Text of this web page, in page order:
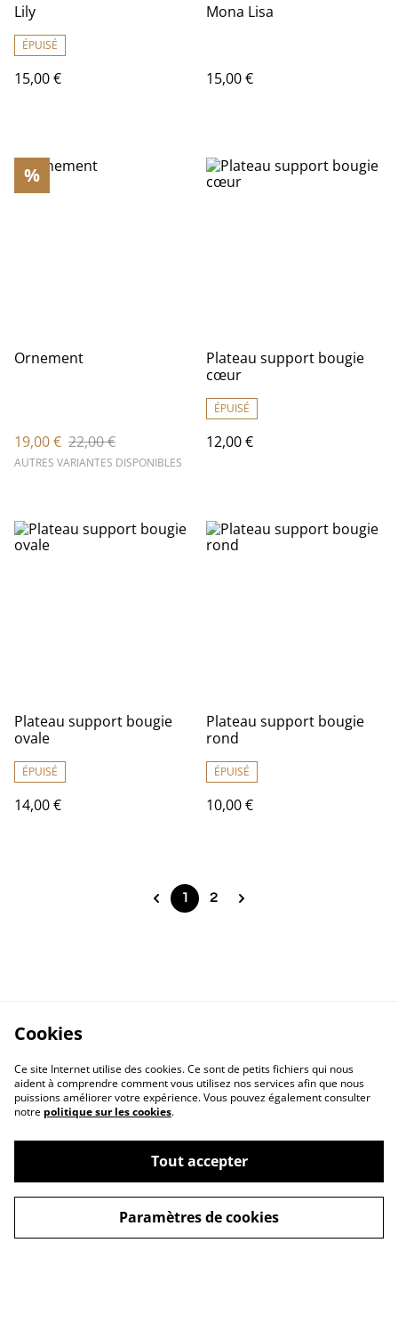
Lily
ÉPUISÉ
15,00 €
Mona Lisa
15,00 €
%
Ornement
19,00 € 22,00 €
AUTRES VARIANTES DISPONIBLES
Plateau support bougie
cœur
ÉPUISÉ
12,00 €
Plateau support bougie
ovale
ÉPUISÉ
14,00 €
Plateau support bougie
rond
ÉPUISÉ
10,00 €
1 2
Cookies
Ce site Internet utilise des cookies. Ce sont de petits fichiers qui nous
aident à comprendre comment vous utilisez nos services afin que nous
puissions améliorer votre expérience. Vous pouvez également consulter
notre politique sur les cookies.
Tout accepter
Paramètres de cookies